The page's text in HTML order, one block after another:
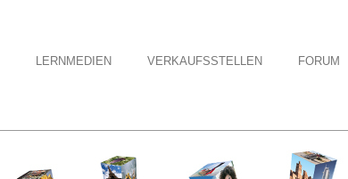
LERNMEDIEN VERKAUFSSTELLEN FORUM